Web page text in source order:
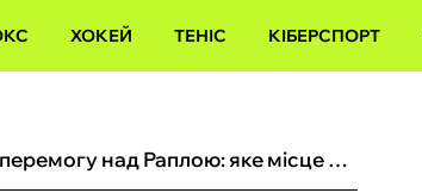
ХОКЕЙ ТЕНІС КІБЕРСПОРТ
Прометей здобув переконливу перемогу над Раплою: яке місце посідає українська команда в турнірній таблиці ЛЕБЛ